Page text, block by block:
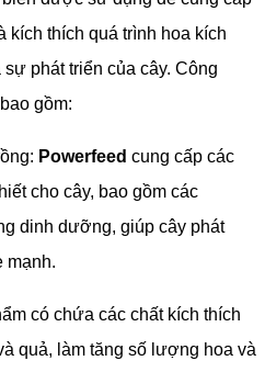
kích thích quá trình hoa kích
phát triển của cây. Công
bao gồm:
Powerfeed cung cấp các
cho cây, bao gồm các
dinh dưỡng, giúp cây phát
mạnh.
có chứa các chất kích thích
quả, làm tăng số lượng hoa và